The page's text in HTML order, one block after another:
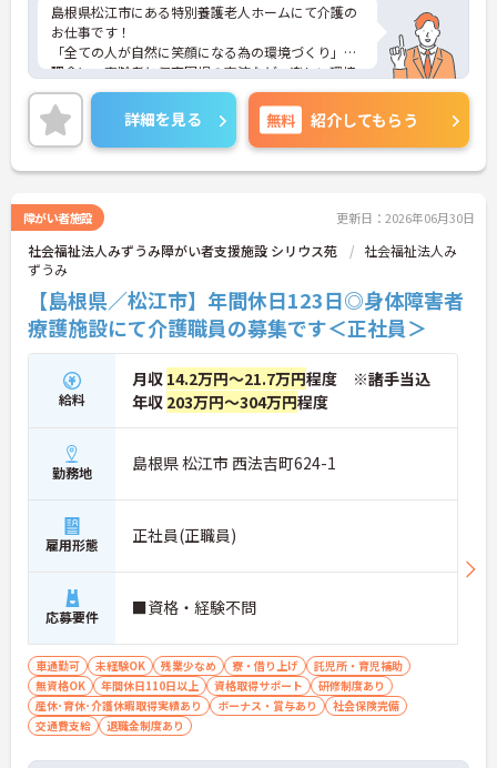
島根県松江市にある特別養護老人ホームにて介護の
お仕事です！
「全ての人が自然に笑顔になる為の環境づくり」を
理念に、高齢者と保育園児の交流など、楽しい環境
づくりを実践されております。
また新たな交通移動として電動カートを地域内で運
行しています！
無資格、未経験であっても、研修や直接指導を通し
て国家資格取得までサポートしてくださいます★
まで様々な人たちがこれまでの経験を積んで専門職
として現場で活躍されています♪
ご興味ある方には、面接対策ポイントなど、さらに
詳細をお話しいたしますのでお気軽にご相談くださ
い。
詳細を見る 無料 紹介してもらう
障がい者施設 更新日：2026年06月30日
社会福祉法人みずうみ障がい者支援施設 シリウス苑
社会福祉法人み
ずうみ
【島根県／松江市】年間休日123日◎身体障害者
療護施設にて介護職員の募集です＜正社員＞
給料
月収 14.2万円～21.7万円程度 ※諸手当込
年収 203万円～304万円程度
勤務地 島根県 松江市 西法吉町624-1
雇用形態 正社員(正職員)
応募要件 ■資格・経験不問
車通勤可 未経験OK 残業少なめ 寮・借り上げ
託児所・育児補助
無資格OK
年間休日110日以上 資格取得サポート
研修制度あり
産休･育休･介護休暇取得実績あり
ボーナス・賞与あり
社会保険完備
交通費支給
退職金制度あり